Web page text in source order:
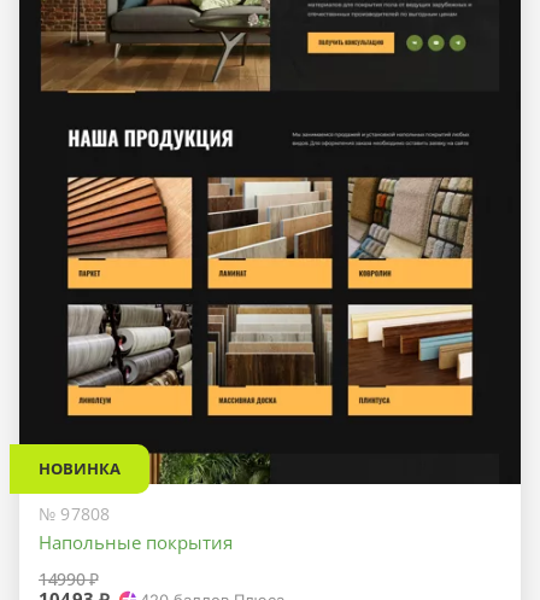
НОВИНКА
№ 97808
Напольные покрытия
14990 ₽